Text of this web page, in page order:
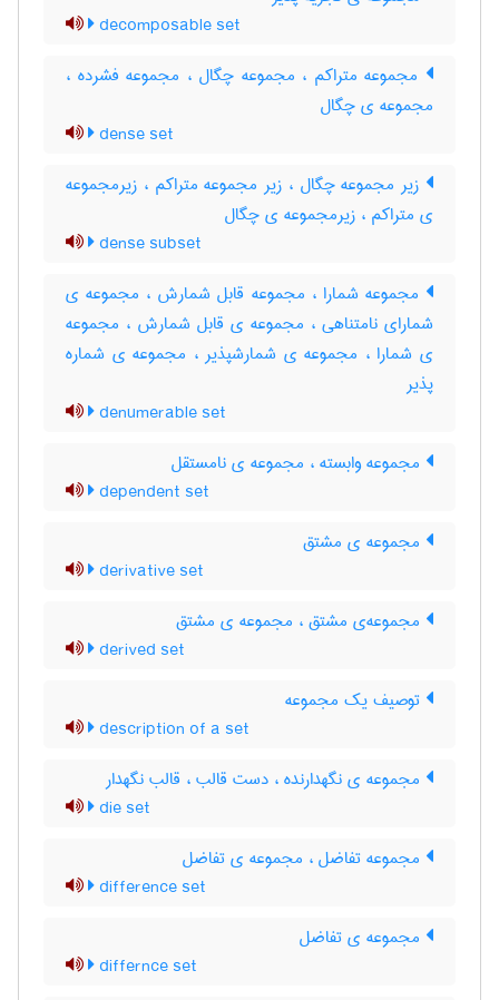
decomposable set
مجموعه متراکم ، مجموعه چگال ، مجموعه فشرده ،
مجموعه ی چگال
dense set
زیر مجموعه چگال ، زیر مجموعه متراکم ، زیرمجموعه
ی متراکم ، زیرمجموعه ی چگال
dense subset
مجموعه شمارا ، مجموعه قابل شمارش ، مجموعه ی
شمارای نامتناهی ، مجموعه ی قابل شمارش ، مجموعه
ی شمارا ، مجموعه ی شمارشپذیر ، مجموعه ی شماره
پذیر
denumerable set
مجموعه وابسته ، مجموعه ی نامستقل
dependent set
مجموعه ی مشتق
derivative set
مجموعه‌ی مشتق ، مجموعه ی مشتق
derived set
توصیف یک مجموعه
description of a set
مجموعه ی نگهدارنده ، دست قالب ، قالب نگهدار
die set
مجموعه تفاضل ، مجموعه ی تفاضل
difference set
مجموعه ی تفاضل
differnce set